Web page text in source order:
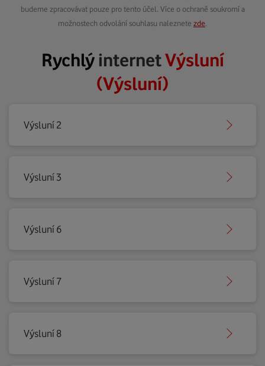
budeme zpracovávat pouze pro tento účel. Více o ochraně soukromí a
možnostech odvolání souhlasu naleznete zde
RychlýinternetVýsluní
(Výsluní)
Výsluní 2
Výsluní 3
Výsluní 6
Výsluní 7
Výsluní 8